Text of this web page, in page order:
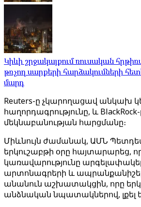
Կիևի շրջակայքում ռուսական
թռչող սարքերի հարձակումների
մարդ
Reuters-ը չկարողացավ անկախ
հաղորդագրությունը, և
մեկնաբանության հարցմանը։
Միևնույն ժամանակ, ԱՄՆ
երկուշաբթի օրը հայտարարեց,
կառավարությունը
արտոնագրերի և
անանուն աշխատակցին, որը
անձնական նպատակներով, լքել